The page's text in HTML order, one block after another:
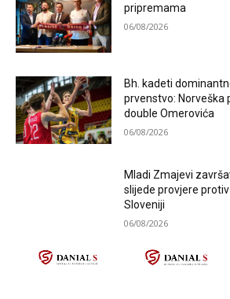
pripremama
06/08/2026
Bh. kadeti
prvenstvo: Norveška
double Omerovića
06/08/2026
Mladi Zmajevi
slijede provjere
Sloveniji
06/08/2026